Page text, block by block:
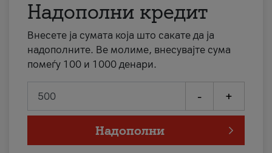
Надополни кредит
Внесете ја сумата која што сакате да ја
надополните. Ве молиме, внесувајте сума
помеѓу 100 и 1000 денари.
- +
Надополни